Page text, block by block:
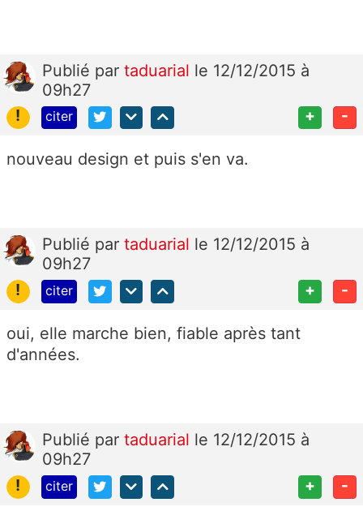
Publié par taduarial le 12/12/2015 à
09h27
!
citer + -
nouveau design et puis s'en va.
Publié par taduarial le 12/12/2015 à
09h27
!
citer + -
oui, elle marche bien, fiable après tant
d'années.
Publié par taduarial le 12/12/2015 à
09h27
!
citer + -